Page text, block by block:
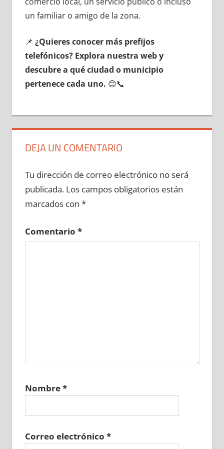
un familiar ο amigo dе la zona.
📌 ¿Quieres conocer mа́s prefijos
telefónicos? Explora nuestra web у
descubre а qué ciudad ο municipio
pertenece cada uno. 😊📞
DEJA UN COMENTARIO
Tu dirección de correo electrónico no será
publicada. Los campos obligatorios están
marcados con *
Comentario *
Nombre*
Correo electrónico *